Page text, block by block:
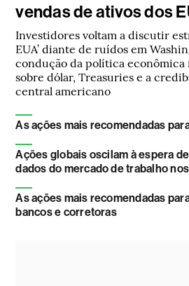
vendas de ativos dos
Investidores voltam a discutir
EUA’ diante de ruídos em
condução da política
sobre dólar, Treasuries e a
central americano
As ações mais recomendadas
Ações globais oscilam à espera
dados do mercado de trabalho
As ações mais recomendadas
bancos e corretoras